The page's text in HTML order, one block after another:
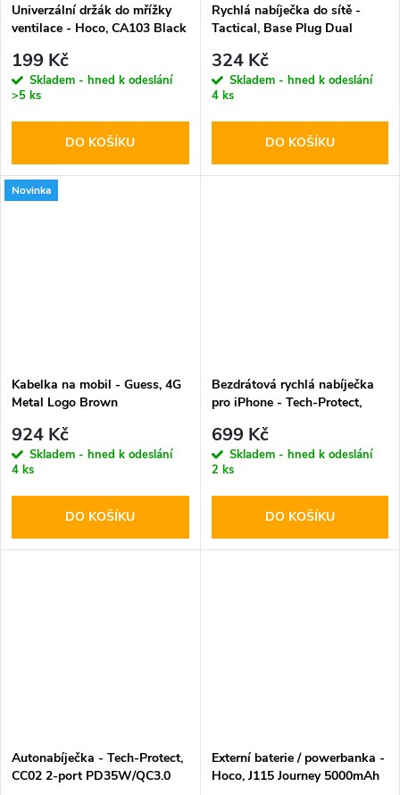
Univerzální držák do mřížky
ventilace - Hoco, CA103 Black
199 Kč
Skladem - hned k odeslání
>5 ks
DO KOŠÍKU
Rychlá nabíječka do sítě -
Tactical, Base Plug Dual
324 Kč
Skladem - hned k odeslání
4 ks
DO KOŠÍKU
Novinka
Kabelka na mobil - Guess, 4G
Metal Logo Brown
924 Kč
Skladem - hned k odeslání
4 ks
DO KOŠÍKU
Bezdrátová rychlá nabíječka
pro iPhone - Tech-Protect,
Wireless Charger Black
699 Kč
Skladem - hned k odeslání
2 ks
DO KOŠÍKU
Autonabíječka - Tech-Protect,
CC02 2-port PD35W/QC3.0
Externí baterie / powerbanka -
Hoco, J115 Journey 5000mAh